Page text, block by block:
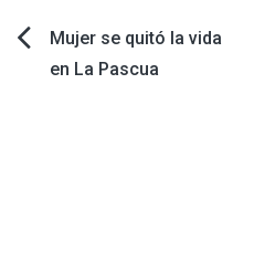
Navegación
Mujer se quitó la vida
en La Pascua